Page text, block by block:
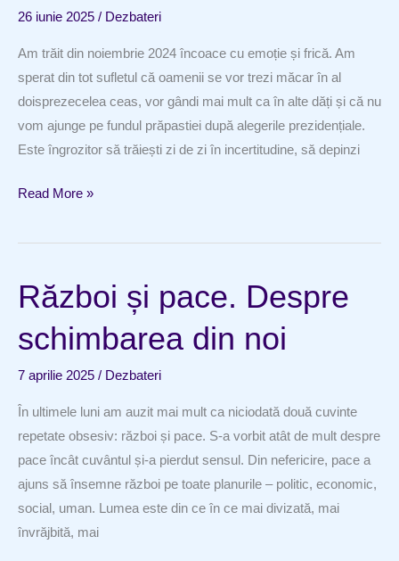
26 iunie 2025 / Dezbateri
Am trăit din noiembrie 2024 încoace cu emoție și frică. Am
sperat din tot sufletul că oamenii se vor trezi măcar în al
doisprezecelea ceas, vor gândi mai mult ca în alte dăți și că nu
vom ajunge pe fundul prăpastiei după alegerile prezidențiale.
Este îngrozitor să trăiești zi de zi în incertitudine, să depinzi
Un
început…
Read More »
Război și pace. Despre
schimbarea din noi
7 aprilie 2025 / Dezbateri
În ultimele luni am auzit mai mult ca niciodată două cuvinte
repetate obsesiv: război și pace. S-a vorbit atât de mult despre
pace încât cuvântul și-a pierdut sensul. Din nefericire, pace a
ajuns să însemne război pe toate planurile – politic, economic,
social, uman. Lumea este din ce în ce mai divizată, mai
învrăjbită, mai